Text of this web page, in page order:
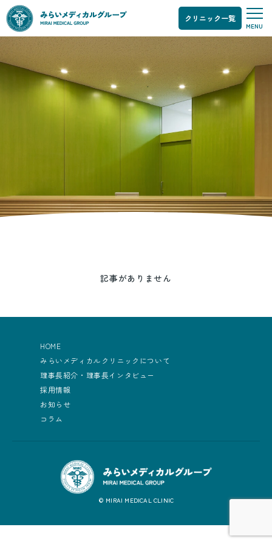
クリニック一覧
MENU
記事がありません
HOME
みらいメディカルクリニックについて
理事長紹介・理事長インタビュー
採用情報
お知らせ
コラム
© MIRAI MEDICAL CLINIC